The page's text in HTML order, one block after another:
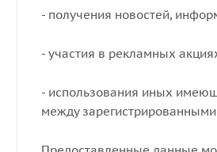
- получения новостей,
- участия в рекламных
- использования иных
между